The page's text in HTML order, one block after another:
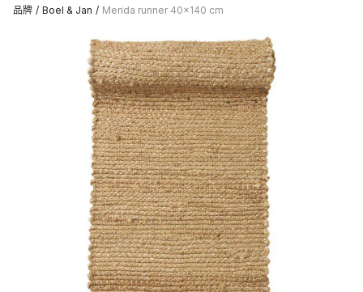
品牌 / Boel & Jan / Merida runner 40x140 cm